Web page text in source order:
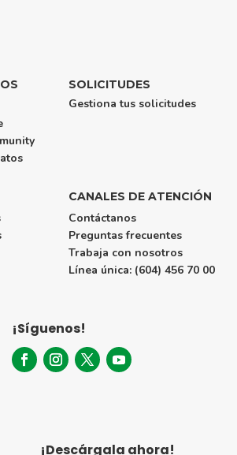
SOLICITUDES
Gestiona tus solicitudes
CANALES DE ATENCIÓN
Contáctanos
Preguntas frecuentes
Trabaja con nosotros
Línea única: (604) 456 70 00
¡Síguenos!
¡Descárgala ahora!